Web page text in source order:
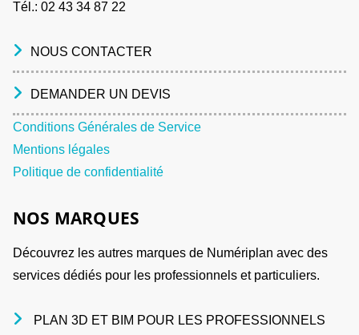
Tél.: 02 43 34 87 22
NOUS CONTACTER
DEMANDER UN DEVIS
Conditions Générales de Service
Mentions légales
Politique de confidentialité
NOS MARQUES
Découvrez les autres marques de Numériplan avec des
services dédiés pour les professionnels et particuliers.
PLAN 3D ET BIM POUR LES PROFESSIONNELS